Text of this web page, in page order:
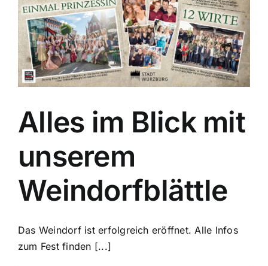
Alles im Blick mit
unserem
Weindorfblättle
Das Weindorf ist erfolgreich eröffnet. Alle Infos
zum Fest finden [...]